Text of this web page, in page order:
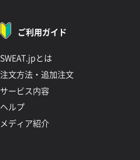
ご利用ガイド
SWEAT.jpとは
注文方法・追加注文
サービス内容
ヘルプ
メディア紹介